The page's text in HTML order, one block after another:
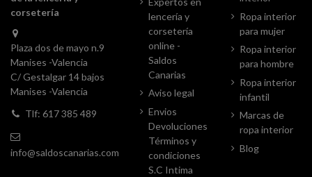
corsetería
Plaza dos de mayo n.9
Manises -Valencia
C/ Gestalgar 14 bajos
Manises -Valencia
Tlf: 617 385 489
info@saldoscanarias.com
lencería y
corsetería
online -
Saldos
Canarias
Aviso legal
Envios
Devoluciones
Términos y
condiciones
S.C Intima
Ropa interior
para mujer
Ropa interior
para hombre
Ropa interior
infantil
Marcas de
ropa interior
Blog